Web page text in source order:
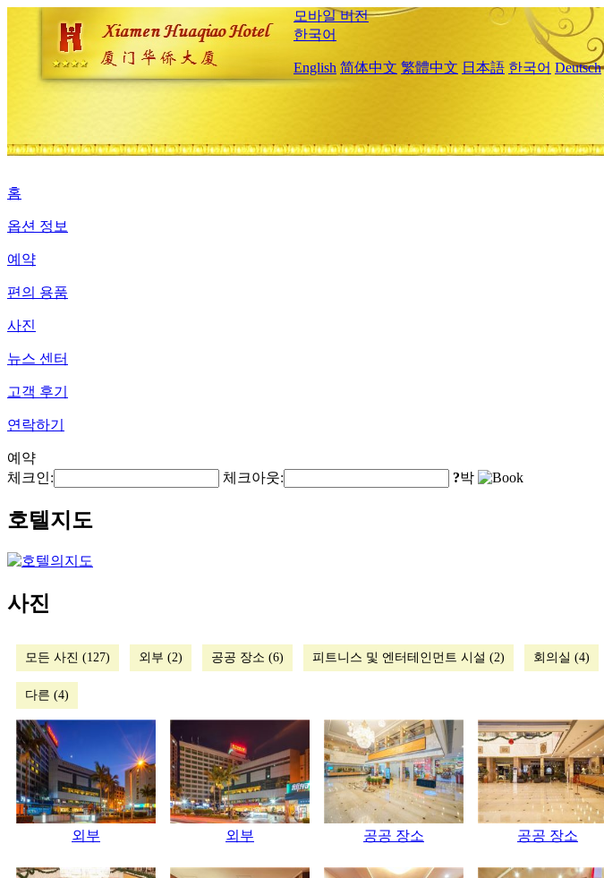
모바일 버전
한국어
English 简体中文 繁體中文 日本語 한국어 Deutsch
홈
옵션 정보
예약
편의 용품
사진
뉴스 센터
고객 후기
연락하기
예약
체크인:
체크아웃: ?박
호텔지도
사진
모든 사진 (127) 외부 (2) 공공 장소 (6) 피트니스 및 엔터테인먼트 시설 (2) 회의실 (4)
다른 (4)
외부 외부 공공 장소 공공 장소